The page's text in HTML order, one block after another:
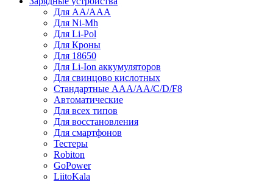
Для AA/AAA
Для Ni-Mh
Для Li-Pol
Для Кроны
Для 18650
Для Li-Ion аккумуляторов
Для свинцово кислотных
Стандартные ААА/АА/С/D/F8
Автоматические
Для всех типов
Для восстановления
Для смартфонов
Тестеры
Robiton
GoPower
LiitoKala